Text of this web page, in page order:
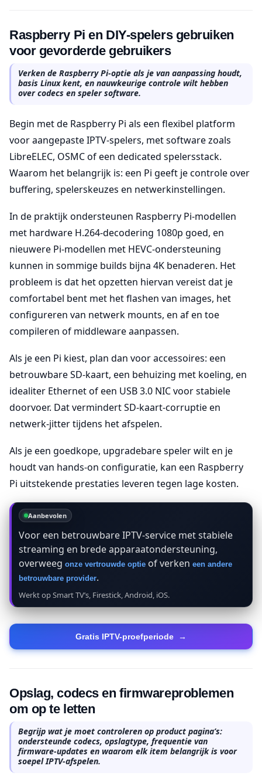
Raspberry Pi en DIY-spelers gebruiken
voor gevorderde gebruikers
Verken de Raspberry Pi-optie als je van aanpassing houdt,
basis Linux kent, en nauwkeurige controle wilt hebben
over codecs en speler software.
Begin met de Raspberry Pi als een flexibel platform
voor aangepaste IPTV-spelers, met software zoals
LibreELEC, OSMC of een dedicated spelersstack.
Waarom het belangrijk is: een Pi geeft je controle over
buffering, spelerskeuzes en netwerkinstellingen.
In de praktijk ondersteunen Raspberry Pi-modellen
met hardware H.264-decodering 1080p goed, en
nieuwere Pi-modellen met HEVC-ondersteuning
kunnen in sommige builds bijna 4K benaderen. Het
probleem is dat het opzetten hiervan vereist dat je
comfortabel bent met het flashen van images, het
configureren van netwerk mounts, en af en toe
compileren of middleware aanpassen.
Als je een Pi kiest, plan dan voor accessoires: een
betrouwbare SD-kaart, een behuizing met koeling, en
idealiter Ethernet of een USB 3.0 NIC voor stabiele
doorvoer. Dat vermindert SD-kaart-corruptie en
netwerk-jitter tijdens het afspelen.
Als je een goedkope, upgradebare speler wilt en je
houdt van hands-on configuratie, kan een Raspberry
Pi uitstekende prestaties leveren tegen lage kosten.
Aanbevolen
Voor een betrouwbare IPTV-service met stabiele
streaming en brede apparaatondersteuning,
overweeg onze vertrouwde optie of verken een andere
betrouwbare provider.
Werkt op Smart TV’s, Firestick, Android, iOS.
Gratis IPTV-proefperiode →
Opslag, codecs en firmwareproblemen
om op te letten
Begrijp wat je moet controleren op product pagina’s:
ondersteunde codecs, opslagtype, frequentie van
firmware-updates en waarom elk item belangrijk is voor
soepel IPTV-afspelen.